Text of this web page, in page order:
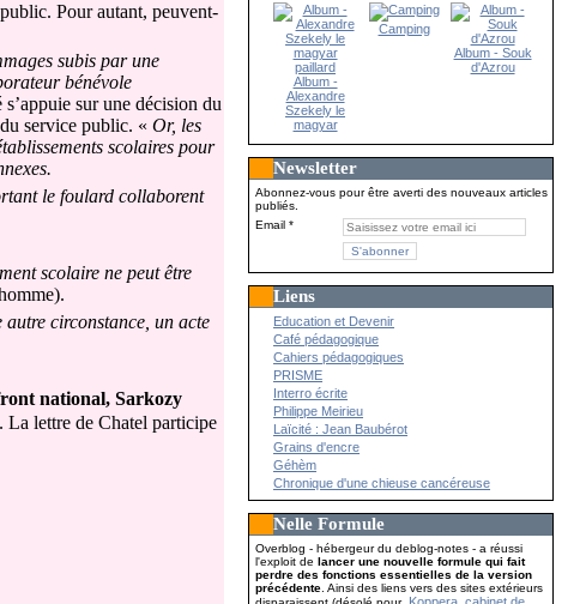
Pour autant, peuvent-
subis par une
bénévole
sur une décision du
service public. « Or, les
scolaires pour
le foulard collaborent
scolaire ne peut être
circonstance, un acte
national, Sarkozy
La lettre de Chatel participe
Album -
Alexandre
Szekely le
magyar
Camping
Album - Souk
d'Azrou
Newsletter
Abonnez-vous pour être averti des nouveaux articles
publiés.
Email
Liens
Education et Devenir
Café pédagogique
Cahiers pédagogiques
PRISME
Interro écrite
Philippe Meirieu
Laïcité : Jean Baubérot
Grains d'encre
Géhèm
Chronique d'une chieuse cancéreuse
Nelle Formule
Overblog - hébergeur du deblog-notes - a réussi
l'exploit delancer une nouvelle formule qui fait
perdre des fonctions essentielles de la version
précédente . Ainsi des liens vers des sites extérieurs